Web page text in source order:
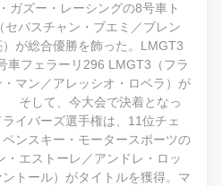
ガズー・レーシングの8号車ト
バスチャン・ブエミ／ブレン
が総合優勝を飾った。LMGT3
車フェラーリ296 LMGT3（フラ
マン／アレッシオ・ロベラ）が
そして、今大会で決着となっ
イバーズ選手権は、11位チェ
ンスキー・モータースポーツの
エストーレ／アンドレ・ロッ
トール）がタイトルを獲得。マ